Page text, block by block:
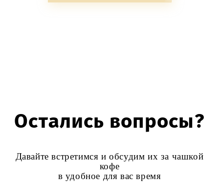
Остались вопросы?
Давайте встретимся и обсудим их за чашкой
кофе
в удобное для вас время